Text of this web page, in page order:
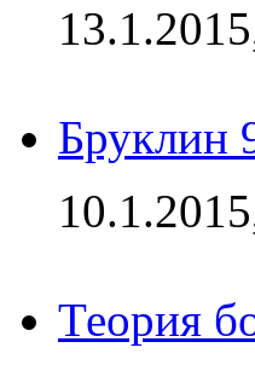
Бруклин
Теория